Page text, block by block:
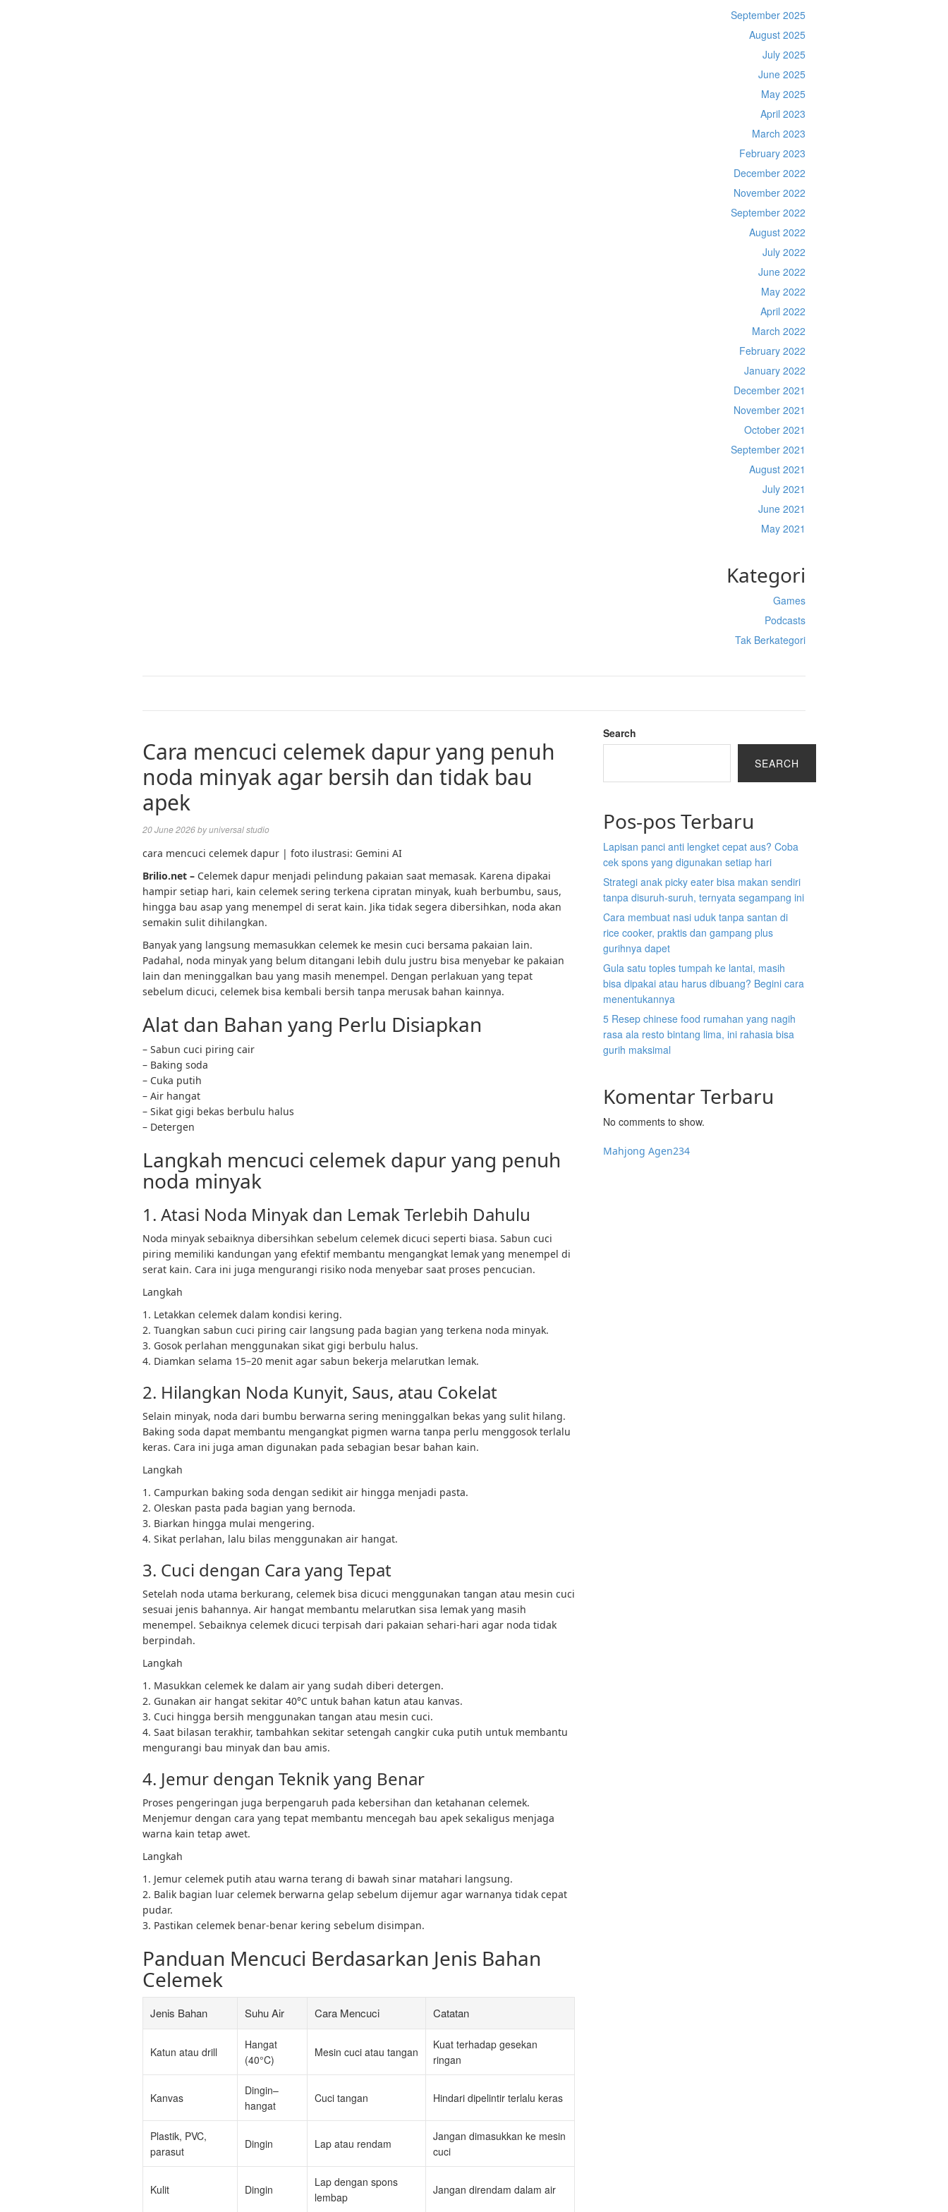
September 2025
August 2025
July 2025
June 2025
May 2025
April 2023
March 2023
February 2023
December 2022
November 2022
September 2022
August 2022
July 2022
June 2022
May 2022
April 2022
March 2022
February 2022
January 2022
December 2021
November 2021
October 2021
September 2021
August 2021
July 2021
June 2021
May 2021
Kategori
Games
Podcasts
Tak Berkategori
Cara mencuci celemek dapur yang penuh
noda minyak agar bersih dan tidak bau
apek
20 June 2026byuniversal studio
cara mencuci celemek dapur | foto ilustrasi: Gemini AI
Brilio.net – Celemek dapur menjadi pelindung pakaian saat memasak. Karena dipakai
hampir setiap hari, kain celemek sering terkena cipratan minyak, kuah berbumbu, saus,
hingga bau asap yang menempel di serat kain. Jika tidak segera dibersihkan, noda akan
semakin sulit dihilangkan.
Banyak yang langsung memasukkan celemek ke mesin cuci bersama pakaian lain.
Padahal, noda minyak yang belum ditangani lebih dulu justru bisa menyebar ke pakaian
lain dan meninggalkan bau yang masih menempel. Dengan perlakuan yang tepat
sebelum dicuci, celemek bisa kembali bersih tanpa merusak bahan kainnya.
Alat dan Bahan yang Perlu Disiapkan
– Sabun cuci piring cair
– Baking soda
– Cuka putih
– Air hangat
– Sikat gigi bekas berbulu halus
– Detergen
Langkah mencuci celemek dapur yang penuh
noda minyak
1. Atasi Noda Minyak dan Lemak Terlebih Dahulu
Noda minyak sebaiknya dibersihkan sebelum celemek dicuci seperti biasa. Sabun cuci
piring memiliki kandungan yang efektif membantu mengangkat lemak yang menempel di
serat kain. Cara ini juga mengurangi risiko noda menyebar saat proses pencucian.
Langkah
1. Letakkan celemek dalam kondisi kering.
2. Tuangkan sabun cuci piring cair langsung pada bagian yang terkena noda minyak.
3. Gosok perlahan menggunakan sikat gigi berbulu halus.
4. Diamkan selama 15–20 menit agar sabun bekerja melarutkan lemak.
2. Hilangkan Noda Kunyit, Saus, atau Cokelat
Selain minyak, noda dari bumbu berwarna sering meninggalkan bekas yang sulit hilang.
Baking soda dapat membantu mengangkat pigmen warna tanpa perlu menggosok terlalu
keras. Cara ini juga aman digunakan pada sebagian besar bahan kain.
Langkah
1. Campurkan baking soda dengan sedikit air hingga menjadi pasta.
2. Oleskan pasta pada bagian yang bernoda.
3. Biarkan hingga mulai mengering.
4. Sikat perlahan, lalu bilas menggunakan air hangat.
3. Cuci dengan Cara yang Tepat
Setelah noda utama berkurang, celemek bisa dicuci menggunakan tangan atau mesin cuci
sesuai jenis bahannya. Air hangat membantu melarutkan sisa lemak yang masih
menempel. Sebaiknya celemek dicuci terpisah dari pakaian sehari-hari agar noda tidak
berpindah.
Langkah
1. Masukkan celemek ke dalam air yang sudah diberi detergen.
2. Gunakan air hangat sekitar 40°C untuk bahan katun atau kanvas.
3. Cuci hingga bersih menggunakan tangan atau mesin cuci.
4. Saat bilasan terakhir, tambahkan sekitar setengah cangkir cuka putih untuk membantu
mengurangi bau minyak dan bau amis.
4. Jemur dengan Teknik yang Benar
Proses pengeringan juga berpengaruh pada kebersihan dan ketahanan celemek.
Menjemur dengan cara yang tepat membantu mencegah bau apek sekaligus menjaga
warna kain tetap awet.
Langkah
1. Jemur celemek putih atau warna terang di bawah sinar matahari langsung.
2. Balik bagian luar celemek berwarna gelap sebelum dijemur agar warnanya tidak cepat
pudar.
3. Pastikan celemek benar-benar kering sebelum disimpan.
Panduan Mencuci Berdasarkan Jenis Bahan
Celemek
Jenis Bahan Suhu Air Cara Mencuci Catatan
Katun atau drill
Hangat
(40°C)
Mesin cuci atau tangan
Kuat terhadap gesekan
ringan
Kanvas
Dingin–
hangat
Cuci tangan Hindari dipelintir terlalu keras
Plastik, PVC,
parasut
Dingin Lap atau rendam
Jangan dimasukkan ke mesin
cuci
Kulit Dingin
Lap dengan spons
lembap
Jangan direndam dalam air
Search
SEARCH
Pos-pos Terbaru
Lapisan panci anti lengket cepat aus? Coba
cek spons yang digunakan setiap hari
Strategi anak picky eater bisa makan sendiri
tanpa disuruh-suruh, ternyata segampang ini
Cara membuat nasi uduk tanpa santan di
rice cooker, praktis dan gampang plus
gurihnya dapet
Gula satu toples tumpah ke lantai, masih
bisa dipakai atau harus dibuang? Begini cara
menentukannya
5 Resep chinese food rumahan yang nagih
rasa ala resto bintang lima, ini rahasia bisa
gurih maksimal
Komentar Terbaru
No comments to show.
Mahjong Agen234